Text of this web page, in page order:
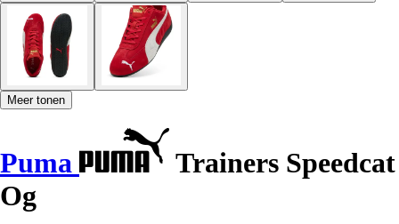
Meer tonen
Puma
Trainers Speedcat
Og